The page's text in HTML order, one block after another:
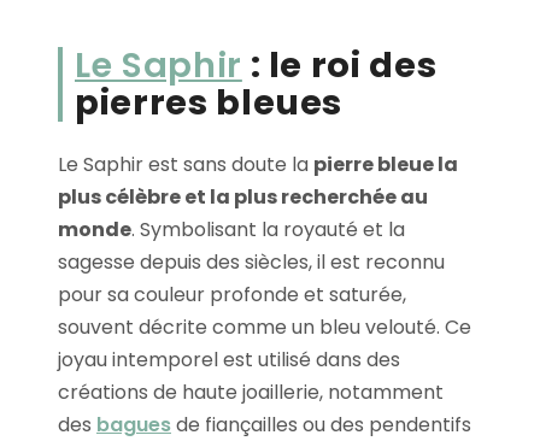
Le Saphir : le roi des
pierres bleues
Le Saphir est sans doute la pierre bleue la
plus célèbre et la plus recherchée au
monde. Symbolisant la royauté et la
sagesse depuis des siècles, il est reconnu
pour sa couleur profonde et saturée,
souvent décrite comme un bleu velouté. Ce
joyau intemporel est utilisé dans des
créations de haute joaillerie, notamment
des baguesde fiançailles ou des pendentifs